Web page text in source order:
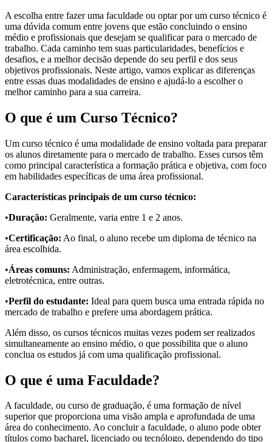
A escolha entre fazer uma faculdade ou optar por um curso técnico é
uma dúvida comum entre jovens que estão concluindo o ensino
médio e profissionais que desejam se qualificar para o mercado de
trabalho. Cada caminho tem suas particularidades, benefícios e
desafios, e a melhor decisão depende do seu perfil e dos seus
objetivos profissionais. Neste artigo, vamos explicar as diferenças
entre essas duas modalidades de ensino e ajudá-lo a escolher o
melhor caminho para a sua carreira.
O que é um Curso Técnico?
Um curso técnico é uma modalidade de ensino voltada para preparar
os alunos diretamente para o mercado de trabalho. Esses cursos têm
como principal característica a formação prática e objetiva, com foco
em habilidades específicas de uma área profissional.
Características principais de um curso técnico:
•Duração: Geralmente, varia entre 1 e 2 anos.
•Certificação: Ao final, o aluno recebe um diploma de técnico na
área escolhida.
•Áreas comuns: Administração, enfermagem, informática,
eletrotécnica, entre outras.
•Perfil do estudante: Ideal para quem busca uma entrada rápida no
mercado de trabalho e prefere uma abordagem prática.
Além disso, os cursos técnicos muitas vezes podem ser realizados
simultaneamente ao ensino médio, o que possibilita que o aluno
conclua os estudos já com uma qualificação profissional.
O que é uma Faculdade?
A faculdade, ou curso de graduação, é uma formação de nível
superior que proporciona uma visão ampla e aprofundada de uma
área do conhecimento. Ao concluir a faculdade, o aluno pode obter
títulos como bacharel, licenciado ou tecnólogo, dependendo do tipo